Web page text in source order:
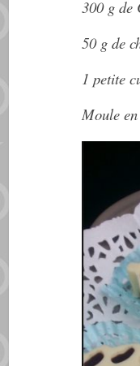
300 g de
50 g de
1 petite
Moule